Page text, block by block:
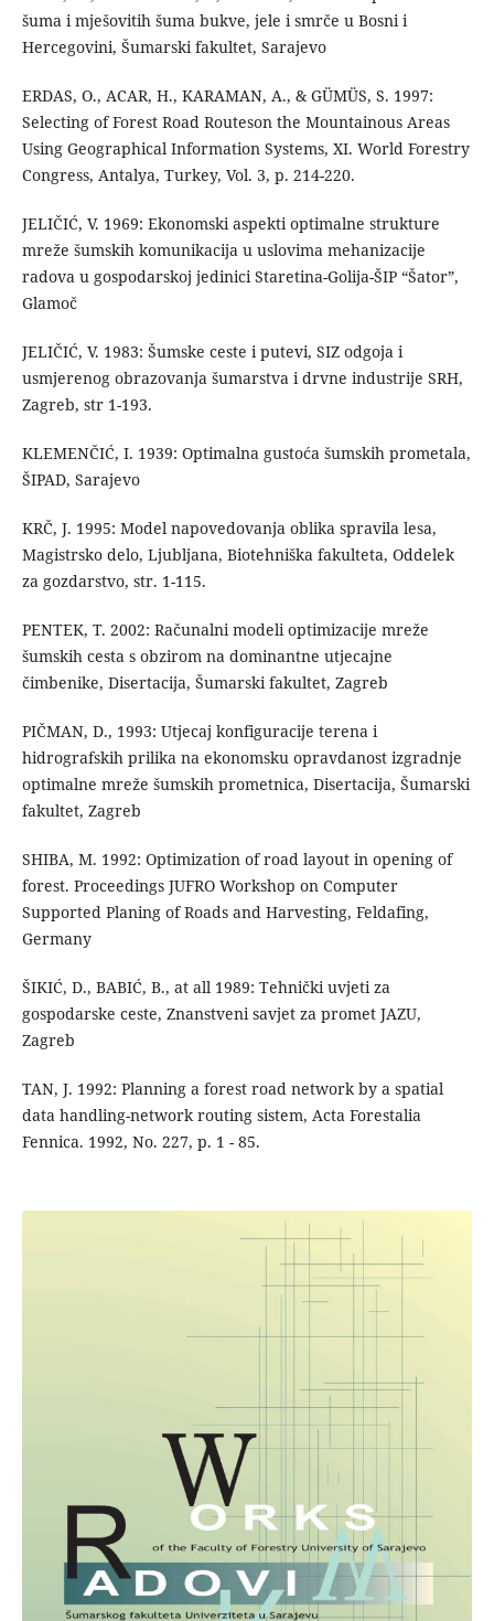
šuma i mješovitih šuma bukve, jele i smrče u Bosni i
Hercegovini, Šumarski fakultet, Sarajevo
ERDAS, O., ACAR, H., KARAMAN, A., & GÜMÜS, S. 1997:
Selecting of Forest Road Routeson the Mountainous Areas
Using Geographical Information Systems, XI. World Forestry
Congress, Antalya, Turkey, Vol. 3, p. 214-220.
JELIČIĆ, V. 1969: Ekonomski aspekti optimalne strukture
mreže šumskih komunikacija u uslovima mehanizacije
radova u gospodarskoj jedinici Staretina-Golija-ŠIP “Šator”,
Glamoč
JELIČIĆ, V. 1983: Šumske ceste i putevi, SIZ odgoja i
usmjerenog obrazovanja šumarstva i drvne industrije SRH,
Zagreb, str 1-193.
KLEMENČIĆ, I. 1939: Optimalna gustoća šumskih prometala,
ŠIPAD, Sarajevo
KRČ, J. 1995: Model napovedovanja oblika spravila lesa,
Magistrsko delo, Ljubljana, Biotehniška fakulteta, Oddelek
za gozdarstvo, str. 1-115.
PENTEK, T. 2002: Računalni modeli optimizacije mreže
šumskih cesta s obzirom na dominantne utjecajne
čimbenike, Disertacija, Šumarski fakultet, Zagreb
PIČMAN, D., 1993: Utjecaj konfiguracije terena i
hidrografskih prilika na ekonomsku opravdanost izgradnje
optimalne mreže šumskih prometnica, Disertacija, Šumarski
fakultet, Zagreb
SHIBA, M. 1992: Optimization of road layout in opening of
forest. Proceedings JUFRO Workshop on Computer
Supported Planing of Roads and Harvesting, Feldafing,
Germany
ŠIKIĆ, D., BABIĆ, B., at all 1989: Tehnički uvjeti za
gospodarske ceste, Znanstveni savjet za promet JAZU,
Zagreb
TAN, J. 1992: Planning a forest road network by a spatial
data handling-network routing sistem, Acta Forestalia
Fennica. 1992, No. 227, p. 1 - 85.